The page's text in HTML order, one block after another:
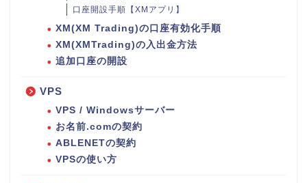
口座開設手順【XMアプリ】
XM(XM Trading)の口座有効化手順
XM(XMTrading)の入出金方法
追加口座の開設
VPS
VPS / Windowsサーバー
お名前.comの契約
ABLENETの契約
VPSの使い方